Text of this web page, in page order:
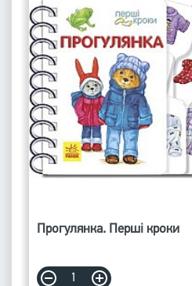
Прогулянка. Перші кроки